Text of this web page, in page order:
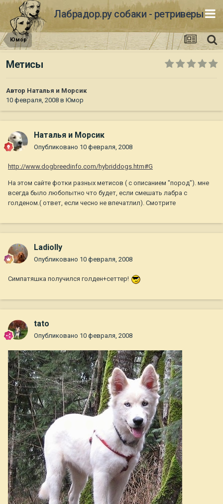
Лабрадор.ру собаки - ретриверы
Юмор
Метисы
Автор Наталья и Морсик
10 февраля, 2008 в Юмор
Наталья и Морсик
Опубликовано 10 февраля, 2008
http://www.dogbreedinfo.com/hybriddogs.htm#G
На этом сайте фотки разных метисов ( с описанием "пород"). мне
всегда было любопытно что будет, если смешать лабра с
голденом.( ответ, если чесно не впечатлил). Смотрите
Ladiolly
Опубликовано 10 февраля, 2008
Симпатяшка получился голден+сеттер!
tato
Опубликовано 10 февраля, 2008